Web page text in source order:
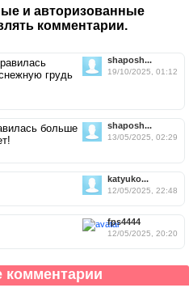
и авторизованные
комментарии.
shaposh...
19/10/2025, 01:12
грудь
shaposh...
13/05/2025, 02:29
больше
katyuko...
12/05/2025, 22:48
fps4444
12/05/2025, 20:20
комментарии